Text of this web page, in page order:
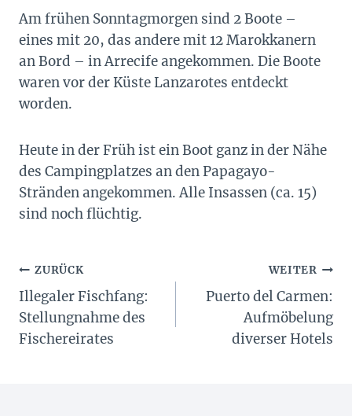
Am frühen Sonntagmorgen sind 2 Boote –
eines mit 20, das andere mit 12 Marokkanern
an Bord – in Arrecife angekommen. Die Boote
waren vor der Küste Lanzarotes entdeckt
worden.
Heute in der Früh ist ein Boot ganz in der Nähe
des Campingplatzes an den Papagayo-
Stränden angekommen. Alle Insassen (ca. 15)
sind noch flüchtig.
Beitragsnavigation
ZURÜCK
Illegaler Fischfang:
Stellungnahme des
Fischereirates
WEITER
Puerto del Carmen:
Aufmöbelung
diverser Hotels